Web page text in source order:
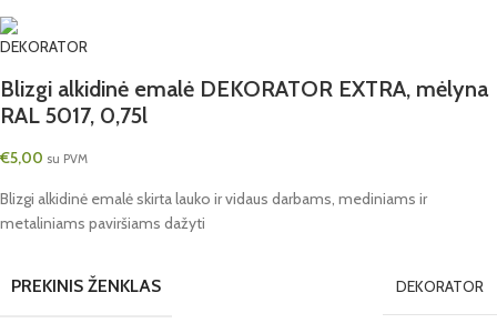
Blizgi alkidinė emalė DEKORATOR EXTRA, mėlyna
RAL 5017, 0,75l
€5,00 su PVM
Blizgi alkidinė emalė skirta lauko ir vidaus darbams, mediniams ir
metaliniams paviršiams dažyti
PREKINIS ŽENKLAS DEKORATOR